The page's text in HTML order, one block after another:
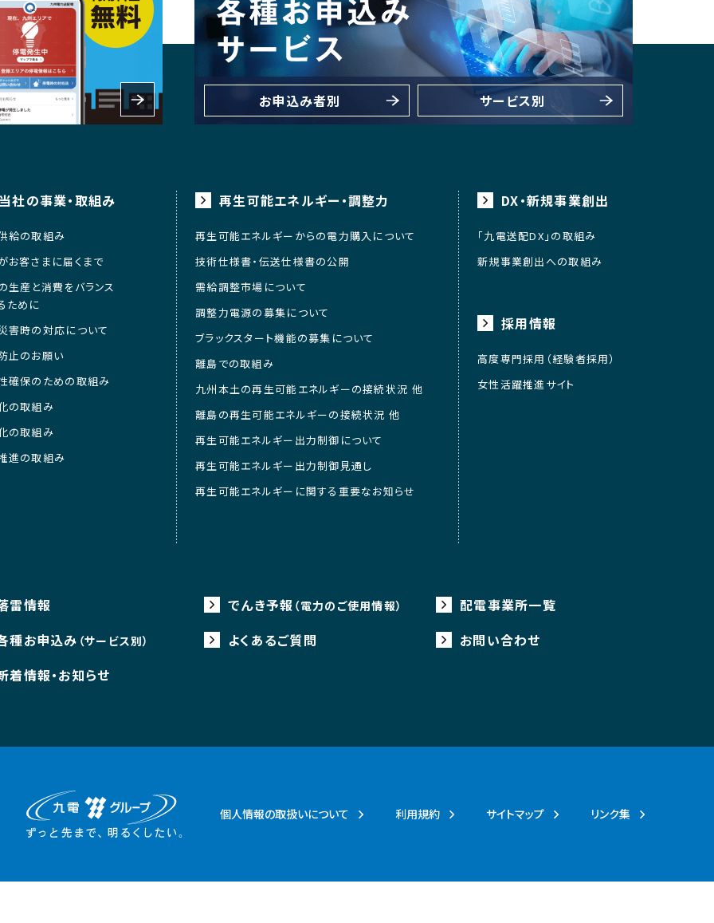
お申込み者別 サービス別
社の事業・取組み
給の取組み
お客さまに届くまで
生産と消費をバランス
ために
害時の対応について
止のお願い
確保のための取組み
の取組み
の取組み
進の取組み
再生可能エネルギー・調整力
再生可能エネルギーからの電力購入について
技術仕様書・伝送仕様書の公開
需給調整市場について
調整力電源の募集について
ブラックスタート機能の募集について
離島での取組み
九州本土の再生可能エネルギーの接続状況 他
離島の再生可能エネルギーの接続状況 他
再生可能エネルギー出力制御について
再生可能エネルギー出力制御見通し
再生可能エネルギーに関する重要なお知らせ
DX・新規事業創出
「九電送配DX」の取組み
新規事業創出への取組み
採用情報
高度専門採用（経験者採用）
女性活躍推進サイト
雷情報 でんき予報 （電力のご使用情報）
配電事業所一覧
種お申込み （サービス別） よくあるご質問
お問い合わせ
着情報・お知らせ
個人情報の取扱いについて 利用規約 サイトマップ リンク集